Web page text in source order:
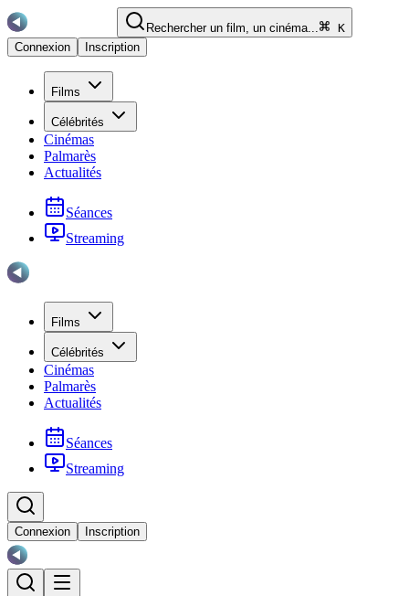
Rechercher un film, un cinéma...
K
Connexion
Inscription
Films
Célébrités
Cinémas
Palmarès
Actualités
Séances
Streaming
Films
Célébrités
Cinémas
Palmarès
Actualités
Séances
Streaming
Connexion Inscription